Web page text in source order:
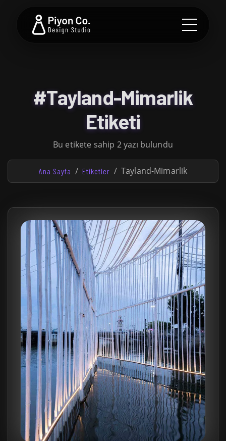
#Tayland-Mimarlik
Etiketi
Bu etikete sahip 2 yazı bulundu
Ana Sayfa Etiketler Tayland-Mimarlik